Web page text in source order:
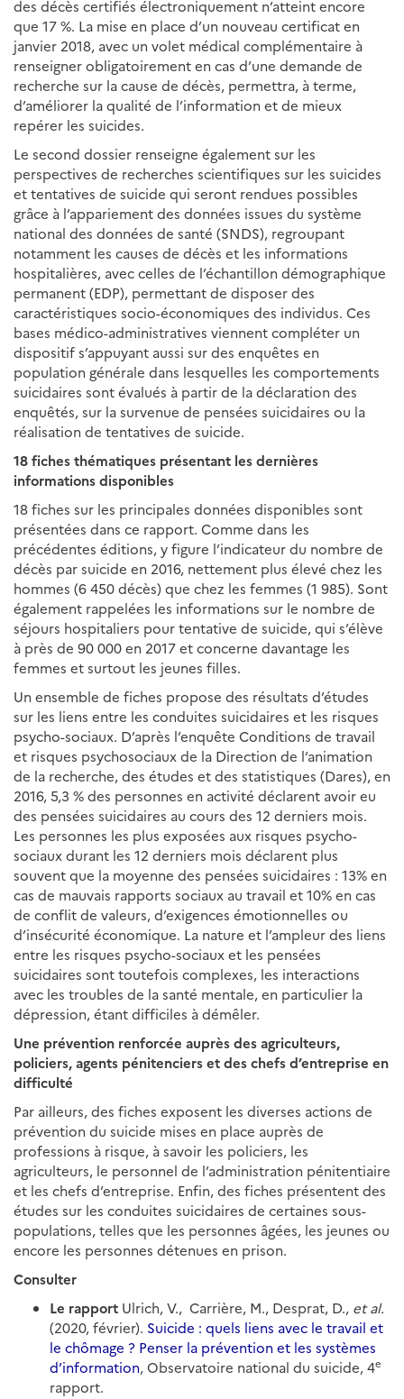
des décès certifiés électroniquement n’atteint encore
que 17 %. La mise en place d’un nouveau certificat en
janvier 2018, avec un volet médical complémentaire à
renseigner obligatoirement en cas d’une demande de
recherche sur la cause de décès, permettra, à terme,
d’améliorer la qualité de l’information et de mieux
repérer les suicides.
Le second dossier renseigne également sur les
perspectives de recherches scientifiques sur les suicides
et tentatives de suicide qui seront rendues possibles
grâce à l’appariement des données issues du système
national des données de santé (SNDS), regroupant
notamment les causes de décès et les informations
hospitalières, avec celles de l’échantillon démographique
permanent (EDP), permettant de disposer des
caractéristiques socio-économiques des individus. Ces
bases médico-administratives viennent compléter un
dispositif s’appuyant aussi sur des enquêtes en
population générale dans lesquelles les comportements
suicidaires sont évalués à partir de la déclaration des
enquêtés, sur la survenue de pensées suicidaires ou la
réalisation de tentatives de suicide.
18 fiches thématiques présentant les dernières
informations disponibles
18 fiches sur les principales données disponibles sont
présentées dans ce rapport. Comme dans les
précédentes éditions, y figure l’indicateur du nombre de
décès par suicide en 2016, nettement plus élevé chez les
hommes (6 450 décès) que chez les femmes (1 985). Sont
également rappelées les informations sur le nombre de
séjours hospitaliers pour tentative de suicide, qui s’élève
à près de 90 000 en 2017 et concerne davantage les
femmes et surtout les jeunes filles.
Un ensemble de fiches propose des résultats d’études
sur les liens entre les conduites suicidaires et les risques
psycho-sociaux. D’après l’enquête Conditions de travail
et risques psychosociaux de la Direction de l’animation
de la recherche, des études et des statistiques (Dares), en
2016, 5,3 % des personnes en activité déclarent avoir eu
des pensées suicidaires au cours des 12 derniers mois.
Les personnes les plus exposées aux risques psycho-
sociaux durant les 12 derniers mois déclarent plus
souvent que la moyenne des pensées suicidaires : 13% en
cas de mauvais rapports sociaux au travail et 10% en cas
de conflit de valeurs, d’exigences émotionnelles ou
d’insécurité économique. La nature et l’ampleur des liens
entre les risques psycho-sociaux et les pensées
suicidaires sont toutefois complexes, les interactions
avec les troubles de la santé mentale, en particulier la
dépression, étant difficiles à démêler.
Une prévention renforcée auprès des agriculteurs,
policiers, agents pénitenciers et des chefs d’entreprise en
difficulté
Par ailleurs, des fiches exposent les diverses actions de
prévention du suicide mises en place auprès de
professions à risque, à savoir les policiers, les
agriculteurs, le personnel de l’administration pénitentiaire
et les chefs d’entreprise. Enfin, des fiches présentent des
études sur les conduites suicidaires de certaines sous-
populations, telles que les personnes âgées, les jeunes ou
encore les personnes détenues en prison.
Consulter
Le rapport Ulrich, V., Carrière, M., Desprat, D., et al.
(2020, février). Suicide : quels liens avec le travail et
le chômage ? Penser la prévention et les systèmes
d’information, Observatoire national du suicide, 4e
rapport.